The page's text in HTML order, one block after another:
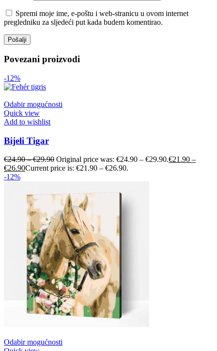
Spremi moje ime, e-poštu i web-stranicu u ovom internet
pregledniku za sljedeći put kada budem komentirao.
Povezani proizvodi
-12%
Odabir mogućnosti
Quick view
Add to wishlist
Bijeli Tigar
€24.90–€29.90 Original price was: €24.90 – €29.90.€21.90 –
€26.90Current price is: €21.90 – €26.90.
-12%
Odabir mogućnosti